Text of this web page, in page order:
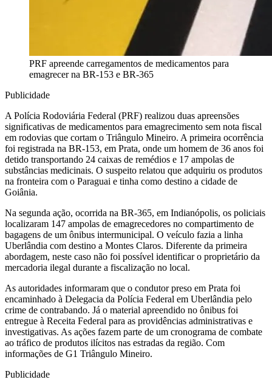
PRF apreende carregamentos de medicamentos para
emagrecer na BR-153 e BR-365
Publicidade
A Polícia Rodoviária Federal (PRF) realizou duas apreensões
significativas de medicamentos para emagrecimento sem nota fiscal
em rodovias que cortam o Triângulo Mineiro. A primeira ocorrência
foi registrada na BR-153, em Prata, onde um homem de 36 anos foi
detido transportando 24 caixas de remédios e 17 ampolas de
substâncias medicinais. O suspeito relatou que adquiriu os produtos
na fronteira com o Paraguai e tinha como destino a cidade de
Goiânia.
Na segunda ação, ocorrida na BR-365, em Indianópolis, os policiais
localizaram 147 ampolas de emagrecedores no compartimento de
bagagens de um ônibus intermunicipal. O veículo fazia a linha
Uberlândia com destino a Montes Claros. Diferente da primeira
abordagem, neste caso não foi possível identificar o proprietário da
mercadoria ilegal durante a fiscalização no local.
As autoridades informaram que o condutor preso em Prata foi
encaminhado à Delegacia da Polícia Federal em Uberlândia pelo
crime de contrabando. Já o material apreendido no ônibus foi
entregue à Receita Federal para as providências administrativas e
investigativas. As ações fazem parte de um cronograma de combate
ao tráfico de produtos ilícitos nas estradas da região. Com
informações de G1 Triângulo Mineiro.
Publicidade